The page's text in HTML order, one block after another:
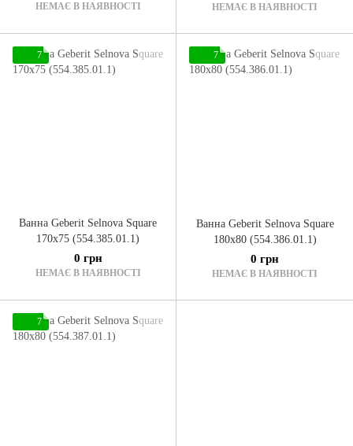
НЕМАЄ В НАЯВНОСТІ НЕМАЄ В НАЯВНОСТІ
7
Ванна Geberit Selnova Square
170x75 (554.385.01.1)
0 грн
НЕМАЄ В НАЯВНОСТІ
7
Ванна Geberit Selnova Square
180x80 (554.386.01.1)
0 грн
НЕМАЄ В НАЯВНОСТІ
7